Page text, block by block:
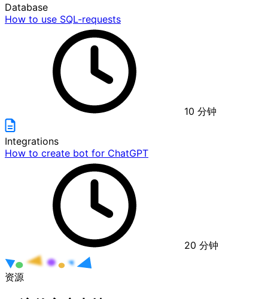
Database
How to use SQL-requests
10 分钟
Integrations
How to create bot for ChatGPT
20 分钟
资源